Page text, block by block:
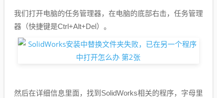
我们打开电脑的任务管理器，在电脑的底部右击，任务管理
器（快捷键是Ctrl+Alt+Del）。
然后在详细信息里面，找到SolidWorks相关的程序，字母里